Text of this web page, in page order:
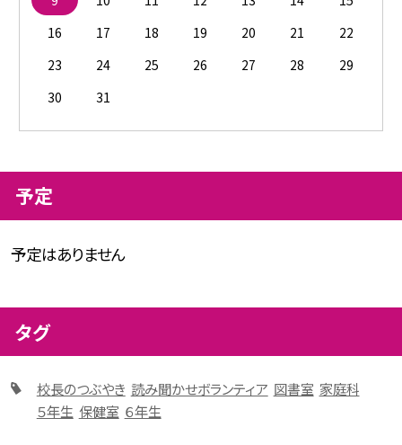
16
17 18 19 20 21
22
23
24 25 26 27 28
29
30
31
予定
予定はありません
タグ
校長のつぶやき 読み聞かせボランティア 図書室 家庭科
５年生 保健室 ６年生